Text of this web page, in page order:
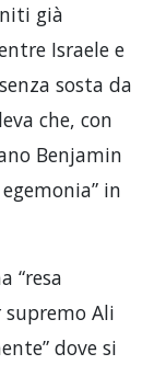
già
Israele e
sosta da
che, con
Benjamin
in
“resa
Ali
dove si